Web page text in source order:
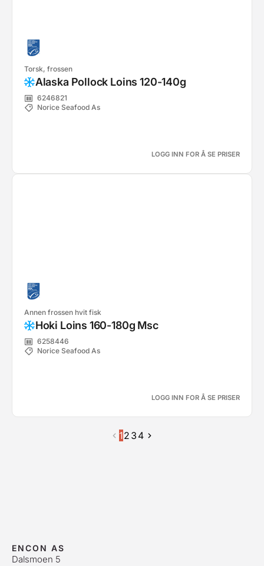
Torsk, frossen
Alaska Pollock Loins 120-140g
6246821
Norice Seafood As
LOGG INN FOR Å SE PRISER
Annen frossen hvit fisk
Hoki Loins 160-180g Msc
6258446
Norice Seafood As
LOGG INN FOR Å SE PRISER
12 3 4
ENCON AS
Dalsmoen 5